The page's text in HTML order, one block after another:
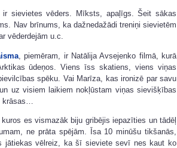
ir sievietes vēders. Mīksts, apaļīgs. Šeit sākas
Nav brīnums, ka dažnedažādi treniņi sievietēm
vēderdejām u.c.
, piemēram, ir Natālija Avsejenko filmā, kurā
ūdeņos. Viens īss skatiens, viens viņas
spēku. Vai Marīza, kas ironizē par savu
uz visiem laikiem nokļūstam viņas sievišķības
es vismazāk biju gribējis iepazīties un tādēļ
ne prāta spējām. Īsa 10 minūšu tikšanās,
jātiekas vēlreiz, ka šī sieviete sevī nes kaut ko